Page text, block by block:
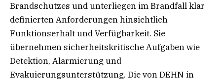
Brandschutzes und unterliegen im Brandfall klar
definierten Anforderungen hinsichtlich
Funktionserhalt und Verfügbarkeit. Sie
übernehmen sicherheitskritische Aufgaben wie
Detektion, Alarmierung und
Evakuierungsunterstützung. Die von DEHN in